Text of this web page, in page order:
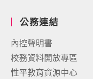
公務連結
內控聲明書
校務資料開放專區
性平教育資源中心